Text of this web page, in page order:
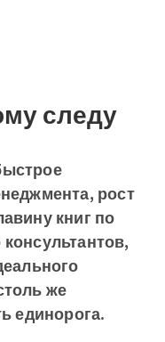
следу
рост
книг по
же
единорога.